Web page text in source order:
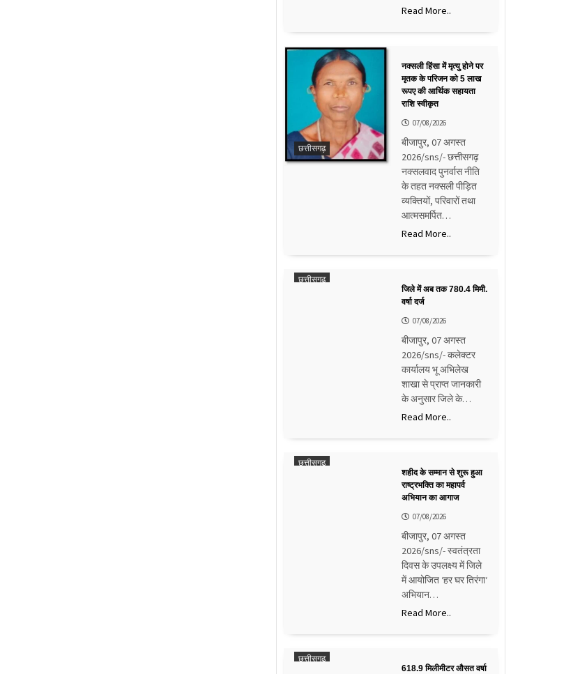
Read More..
छत्तीसगढ़
नक्सली हिंसा में मृत्यु होने पर
मृतक के परिजन को 5 लाख
रूपए की आर्थिक सहायता
राशि स्वीकृत
07/08/2026
बीजापुर, 07 अगस्त
2026/sns/- छत्तीसगढ़
नक्सलवाद पुनर्वास नीति
के तहत नक्सली पीड़ित
व्यक्तियों, परिवारों तथा
आत्मसमर्पित…
Read More..
छत्तीसगढ़
जिले में अब तक 780.4 मिमी.
वर्षा दर्ज
07/08/2026
बीजापुर, 07 अगस्त
2026/sns/- कलेक्टर
कार्यालय भू अभिलेख
शाखा से प्राप्त जानकारी
के अनुसार जिले के…
Read More..
छत्तीसगढ़
शहीद के सम्मान से शुरू हुआ
राष्ट्रभक्ति का महापर्व
अभियान का आगाज
07/08/2026
बीजापुर, 07 अगस्त
2026/sns/- स्वतंत्रता
दिवस के उपलक्ष्य में जिले
में आयोजित ‘हर घर तिरंगा‘
अभियान…
Read More..
छत्तीसगढ़
618.9 मिलीमीटर औसत वर्षा